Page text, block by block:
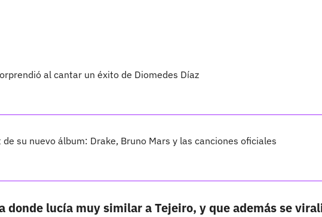
al cantar un éxito de Diomedes Díaz
su nuevo álbum: Drake, Bruno Mars y las canciones oficiales
donde lucía muy similar a Tejeiro, y que además se